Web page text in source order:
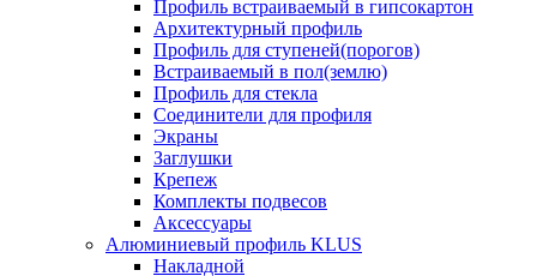
Профиль встраиваемый в гипсокартон
Архитектурный профиль
Профиль для ступеней(порогов)
Встраиваемый в пол(землю)
Профиль для стекла
Соединители для профиля
Экраны
Заглушки
Крепеж
Комплекты подвесов
Аксессуары
Алюминиевый профиль KLUS
Накладной